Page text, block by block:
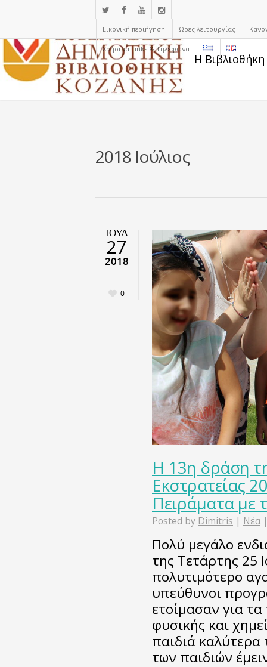
Εικονική περιήγηση Ώρες λειτουργίας
Χρήσιμα Links & Τηλέφωνα
Η
2018 Ιούλιος
ΙΟΎΛ
27
2018
0
Η 13η δράση
Εκστρατείας
Πειράματα με
Posted by Dimitris | Νέα
Πολύ μεγάλο
της Τετάρτης 25
πολυτιμότερο
υπεύθυνοι
ετοίμασαν για
φυσικής και
παιδιά καλύτερα
των παιδιών